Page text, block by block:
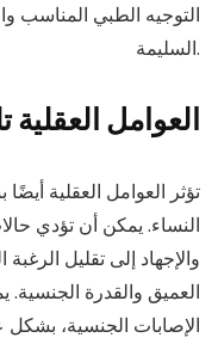
التوجيه الطبي المناسب
السليمة.
:العوامل
تؤثر العوامل العقلية
النساء. يمكن أن تؤدي
والإجهاد إلى تقليل
العميق والقدرة الجنسية.
الإصابات الجنسية، بشكل